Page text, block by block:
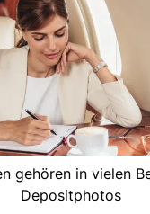
gehören in vielen
Depositphotos